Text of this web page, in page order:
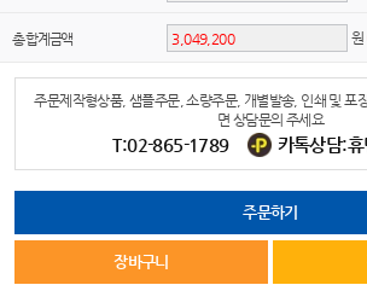
총 합계금액 원
주문제작형상품, 샘플주문, 소량주문, 개별발송, 인쇄 및 포
면 상담문의 주세요
T:02-865-1789 카톡상담:휴
주문하기
장바구니